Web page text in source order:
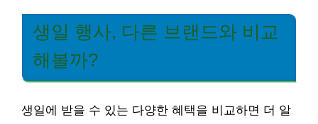
생일 행사, 다른 브랜드와 비교
해볼까?
생일에 받을 수 있는 다양한 혜택을 비교하면 더 알